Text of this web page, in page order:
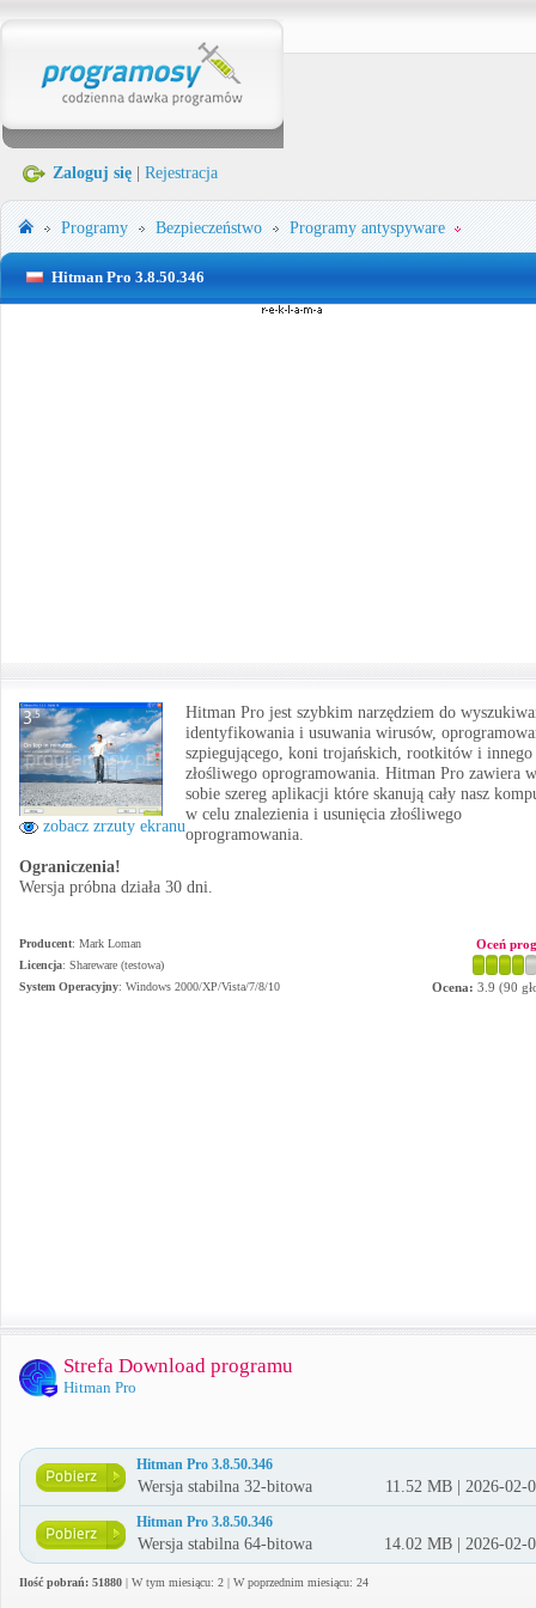
Zaloguj się Rejestracja
Programy Bezpieczeństwo Programy antyspyware
Hitman Pro 3.8.50.346
zobacz zrzuty ekranu
Hitman Pro jest szybkim narzędziem do
identyfikowania i usuwania wirusów,
szpiegującego, koni trojańskich, rootkitów i innego
złośliwego oprogramowania. Hitman Pro zawiera w
sobie szereg aplikacji które skanują cały nasz
w celu znalezienia i usunięcia złośliwego
oprogramowania.
Ograniczenia!
Wersja próbna działa 30 dni.
Producent: Mark Loman
Licencja: Shareware (testowa)
System Operacyjny: Windows 2000/XP/Vista/7/8/10
Oceń
Ocena: 3.9 (90
Strefa Download programu
Hitman Pro
Hitman Pro 3.8.50.346
Wersja stabilna 32-bitowa 11.52 MB | 2026-02-
Hitman Pro 3.8.50.346
Wersja stabilna 64-bitowa 14.02 MB | 2026-02-
Ilość pobrań: 51880 | W tym miesiącu: 2 | W poprzednim miesiącu: 24